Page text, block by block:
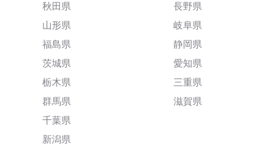
秋田県
山形県
福島県
茨城県
栃木県
群馬県
千葉県
新潟県
長野県
岐阜県
静岡県
愛知県
三重県
滋賀県